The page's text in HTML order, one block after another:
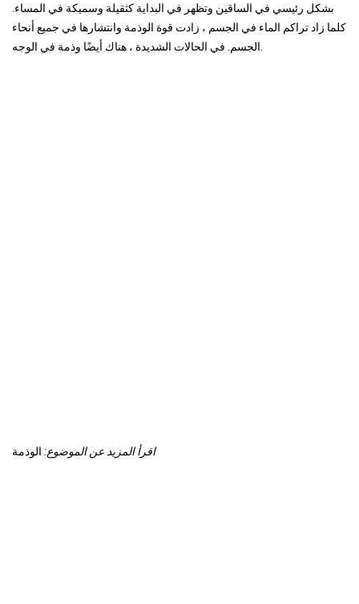
بشكل رئيسي في الساقين وتظهر في البداية كثقيلة وسميكة في المساء.
كلما زاد تراكم الماء في الجسم ، زادت قوة الوذمة وانتشارها في جميع أنحاء
اقرأ المزيد عن الموضوع: الوذمة